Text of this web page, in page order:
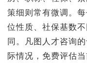
策细则常有微调。
位性质、社保基数
同。凡图人才咨询
际情况，免费评估